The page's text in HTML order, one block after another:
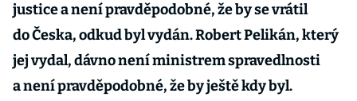
justice a není pravděpodobné, že by se vrátil
do Česka, odkud byl vydán. Robert Pelikán, který
jej vydal, dávno není ministrem spravedlnosti
a není pravděpodobné, že by ještě kdy byl.